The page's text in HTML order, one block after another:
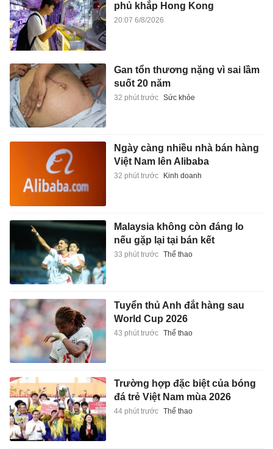
phủ khắp Hong Kong
20:07 6/8/2026
Gan tổn thương nặng vì sai lầm
suốt 20 năm
32 phút trước Sức khỏe
Ngày càng nhiều nhà bán hàng
Việt Nam lên Alibaba
32 phút trước Kinh doanh
Malaysia không còn đáng lo
nếu gặp lại tại bán kết
33 phút trước Thể thao
Tuyển thủ Anh đắt hàng sau
World Cup 2026
43 phút trước Thể thao
Trường hợp đặc biệt của bóng
đá trẻ Việt Nam mùa 2026
44 phút trước Thể thao